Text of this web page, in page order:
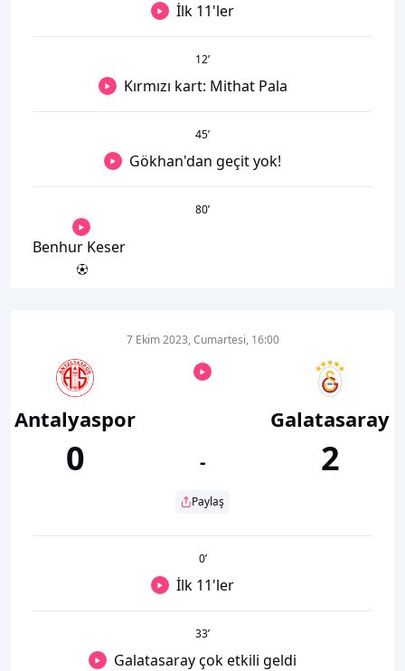
İlk 11'ler
12’
Kırmızı kart: Mithat Pala
45’
Gökhan'dan geçit yok!
80’
Benhur Keser
Antalyaspor
0
7 Ekim 2023, Cumartesi, 16:00
-
Paylaş
Galatasaray
2
0’
İlk 11'ler
33’
Galatasaray çok etkili geldi